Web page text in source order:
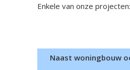
Enkele van onze projecten:
Naast woningbouw